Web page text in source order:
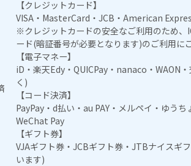
【クレジットカード】
VISA・MasterCard・JCB・American
※クレジットカードの安全なご利用のため、
ード(暗証番号が必要となります)のご利用に
【電子マネー】
iD・楽天Edy・QUICPay・nanaco・WAON
く)
【コード決済】
PayPay・d払い・au PAY・メルペイ・ゆう
WeChat Pay
【ギフト券】
VJAギフト券・JCBギフト券・JTBナイスギ
います)